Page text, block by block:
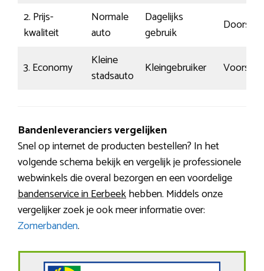
2. Prijs-
kwaliteit
Normale
auto
Dagelijks
gebruik
3. Economy
Kleine
stadsauto
Kleingebruiker
Bandenleveranciers vergelijken
Snel op internet de producten bestellen? In het
volgende schema bekijk en vergelijk je professionele
webwinkels die overal bezorgen en een voordelige
bandenservice in Eerbeekhebben. Middels onze
vergelijker zoek je ook meer informatie over:
Zomerbanden.